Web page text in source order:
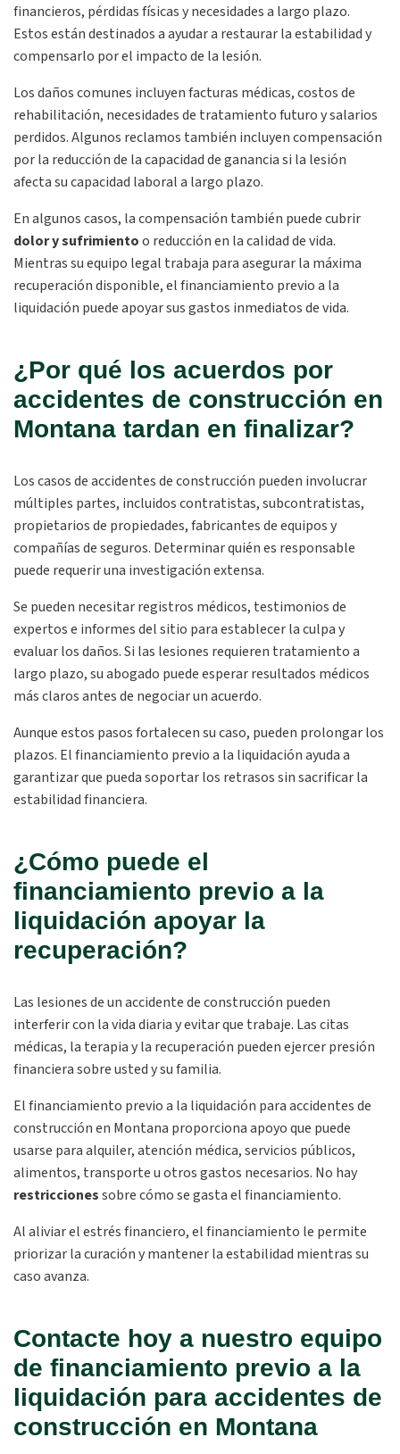
financieros, pérdidas físicas y necesidades a largo plazo.
Estos están destinados a ayudar a restaurar la estabilidad y
compensarlo por el impacto de la lesión.
Los daños comunes incluyen facturas médicas, costos de
rehabilitación, necesidades de tratamiento futuro y salarios
perdidos. Algunos reclamos también incluyen compensación
por la reducción de la capacidad de ganancia si la lesión
afecta su capacidad laboral a largo plazo.
En algunos casos, la compensación también puede cubrir
dolor y sufrimientoo reducción en la calidad de vida.
Mientras su equipo legal trabaja para asegurar la máxima
recuperación disponible, el financiamiento previo a la
liquidación puede apoyar sus gastos inmediatos de vida.
¿Por qué los acuerdos por
accidentes de construcción en
Montana tardan en finalizar?
Los casos de accidentes de construcción pueden involucrar
múltiples partes, incluidos contratistas, subcontratistas,
propietarios de propiedades, fabricantes de equipos y
compañías de seguros. Determinar quién es responsable
puede requerir una investigación extensa.
Se pueden necesitar registros médicos, testimonios de
expertos e informes del sitio para establecer la culpa y
evaluar los daños. Si las lesiones requieren tratamiento a
largo plazo, su abogado puede esperar resultados médicos
más claros antes de negociar un acuerdo.
Aunque estos pasos fortalecen su caso, pueden prolongar los
plazos. El financiamiento previo a la liquidación ayuda a
garantizar que pueda soportar los retrasos sin sacrificar la
estabilidad financiera.
¿Cómo puede el
financiamiento previo a la
liquidación apoyar la
recuperación?
Las lesiones de un accidente de construcción pueden
interferir con la vida diaria y evitar que trabaje. Las citas
médicas, la terapia y la recuperación pueden ejercer presión
financiera sobre usted y su familia.
El financiamiento previo a la liquidación para accidentes de
construcción en Montana proporciona apoyo que puede
usarse para alquiler, atención médica, servicios públicos,
alimentos, transporte u otros gastos necesarios. No hay
restriccionessobre cómo se gasta el financiamiento.
Al aliviar el estrés financiero, el financiamiento le permite
priorizar la curación y mantener la estabilidad mientras su
caso avanza.
Contacte hoy a nuestro equipo
de financiamiento previo a la
liquidación para accidentes de
construcción en Montana